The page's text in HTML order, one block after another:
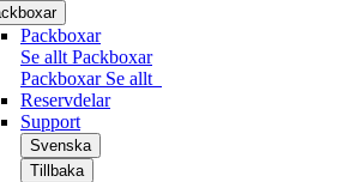
Packboxar
Se allt Packboxar
Packboxar Se allt
Reservdelar
Support
Svenska
Tillbaka